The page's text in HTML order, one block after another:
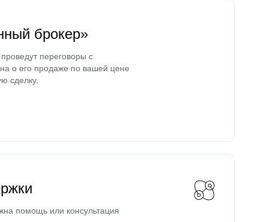
брокер»
переговоры с
о его продаже по вашей цене
сделку.
помощь или консультация